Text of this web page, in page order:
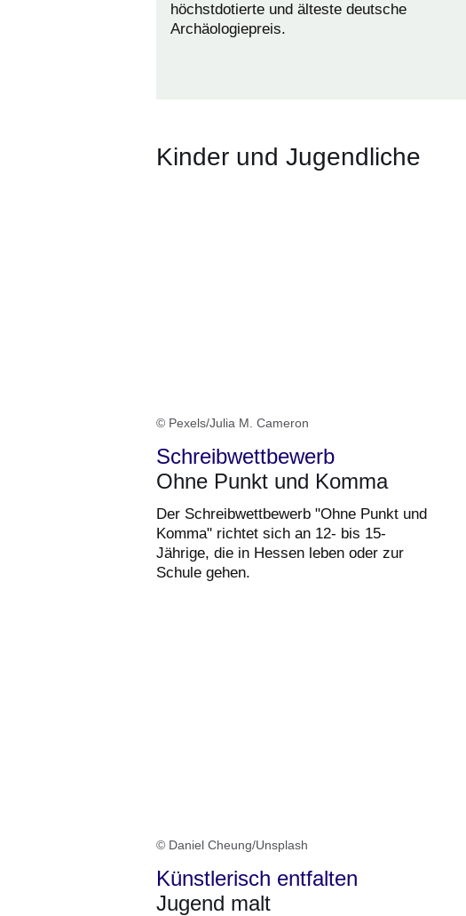
höchstdotierte und älteste deutsche
Archäologiepreis.
Kinder und Jugendliche
© Pexels/Julia M. Cameron
Schreibwettbewerb
Ohne Punkt und Komma
Der Schreibwettbewerb "Ohne Punkt und
Komma" richtet sich an 12- bis 15-
Jährige, die in Hessen leben oder zur
Schule gehen.
© Daniel Cheung/Unsplash
Künstlerisch entfalten
Jugend malt